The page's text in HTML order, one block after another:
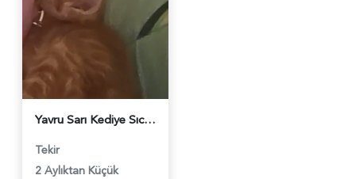
Yavru Sarı Kediye Sıcak Bir Yuva Arıyoruz 🧡 - 3468
Tekir
2 Aylıktan Küçük